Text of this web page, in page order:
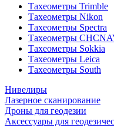
Тахеометры Trimble
Тахеометры Nikon
Тахеометры Spectra
Тахеометры
Тахеометры Sokkia
Тахеометры Leica
Тахеометры South
Нивелиры
Лазерное сканирование
Дроны для геодезии
Аксессуары для